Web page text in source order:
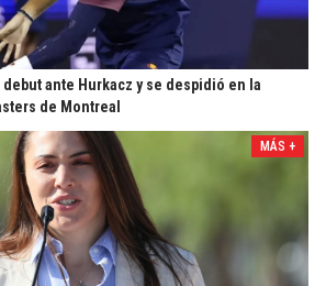
ante Hurkacz y se despidió en la
de Montreal
MÁS +